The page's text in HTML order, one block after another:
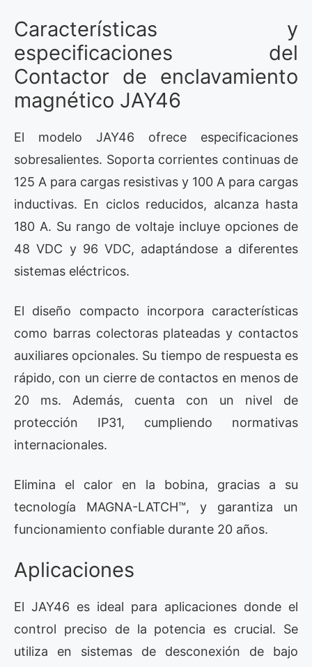
Características y
especificaciones del
Contactor de enclavamiento
magnético JAY46
El modelo JAY46 ofrece especificaciones
sobresalientes. Soporta corrientes continuas de
125 A para cargas resistivas y 100 A para cargas
inductivas. En ciclos reducidos, alcanza hasta
180 A. Su rango de voltaje incluye opciones de
48 VDC y 96 VDC, adaptándose a diferentes
sistemas eléctricos.
El diseño compacto incorpora características
como barras colectoras plateadas y contactos
auxiliares opcionales. Su tiempo de respuesta es
rápido, con un cierre de contactos en menos de
20 ms. Además, cuenta con un nivel de
protección IP31, cumpliendo normativas
internacionales.
Elimina el calor en la bobina, gracias a su
tecnología MAGNA-LATCH™, y garantiza un
funcionamiento confiable durante 20 años.
Aplicaciones
El JAY46 es ideal para aplicaciones donde el
control preciso de la potencia es crucial. Se
utiliza en sistemas de desconexión de bajo